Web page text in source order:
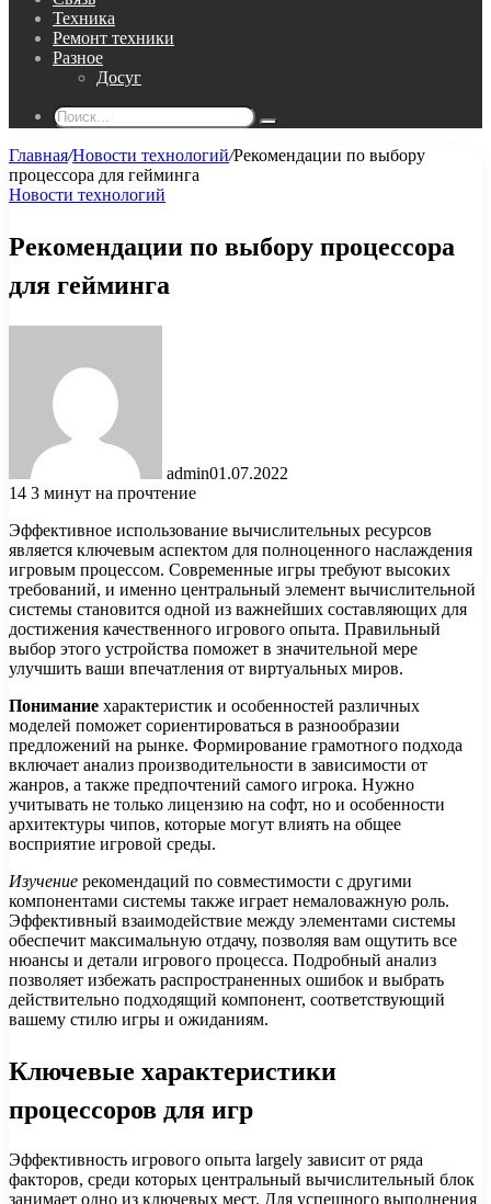
Техника
Ремонт техники
Разное
Досуг
Поиск...
Главная/Новости технологий/Рекомендации по выбору
процессора для гейминга
Новости технологий
Рекомендации по выбору процессора
для гейминга
admin01.07.2022
14 3 минут на прочтение
Эффективное использование вычислительных ресурсов
является ключевым аспектом для полноценного наслаждения
игровым процессом. Современные игры требуют высоких
требований, и именно центральный элемент вычислительной
системы становится одной из важнейших составляющих для
достижения качественного игрового опыта. Правильный
выбор этого устройства поможет в значительной мере
улучшить ваши впечатления от виртуальных миров.
Понимание характеристик и особенностей различных
моделей поможет сориентироваться в разнообразии
предложений на рынке. Формирование грамотного подхода
включает анализ производительности в зависимости от
жанров, а также предпочтений самого игрока. Нужно
учитывать не только лицензию на софт, но и особенности
архитектуры чипов, которые могут влиять на общее
восприятие игровой среды.
Изучение рекомендаций по совместимости с другими
компонентами системы также играет немаловажную роль.
Эффективный взаимодействие между элементами системы
обеспечит максимальную отдачу, позволяя вам ощутить все
нюансы и детали игрового процесса. Подробный анализ
позволяет избежать распространенных ошибок и выбрать
действительно подходящий компонент, соответствующий
вашему стилю игры и ожиданиям.
Ключевые характеристики
процессоров для игр
Эффективность игрового опыта largely зависит от ряда
факторов, среди которых центральный вычислительный блок
занимает одно из ключевых мест. Для успешного выполнения